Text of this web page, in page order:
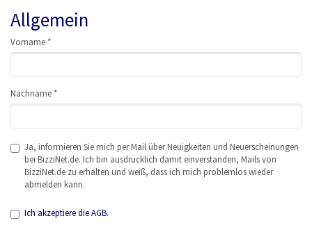
Allgemein
Vorname *
Nachname *
Ja, informieren Sie mich per Mail über Neuigkeiten und Neuerscheinungen
bei BizziNet.de. Ich bin ausdrücklich damit einverstanden, Mails von
BizziNet.de zu erhalten und weiß, dass ich mich problemlos wieder
abmelden kann.
Ich akzeptiere die AGB.